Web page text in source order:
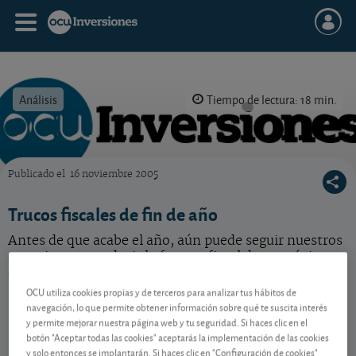
Análisis Tiempo de lectura: 18 min.
Publicado el 16 noviembre 2005
Trucos fiscales de fin de año
Antes de que acabe el año, aún puede seguir nuestros
consejos para reducir la factura fiscal de su próxima
Contenido reservado a SOCIOS
OCU utiliza cookies propias y de terceros para analizar tus hábitos de
navegación, lo que permite obtener información sobre qué te suscita interés
y permite mejorar nuestra página web y tu seguridad. Si haces clic en el
botón "Aceptar todas las cookies" aceptarás la implementación de las cookies
y solo entonces se implantarán. Si haces clic en "Configuración de cookies"